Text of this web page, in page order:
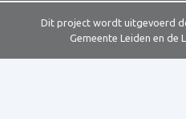
Dit project wordt uitgevoerd
Gemeente Leiden en de